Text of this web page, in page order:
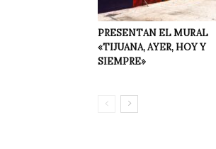
PRESENTAN EL MURAL
«TIJUANA, AYER, HOY Y
SIEMPRE»